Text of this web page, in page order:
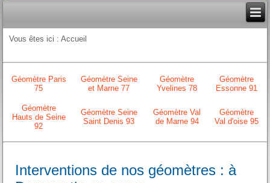
Vous êtes ici :Accueil
Géomètre Paris
75
Géomètre Seine
et Marne 77
Géomètre
Yvelines 78
Géomètre
Essonne 91
Géomètre
Hauts de Seine
92
Géomètre Seine
Saint Denis 93
Géomètre Val
de Marne 94
Géomètre
Val d'oise 95
Interventions de nos géomètres : à